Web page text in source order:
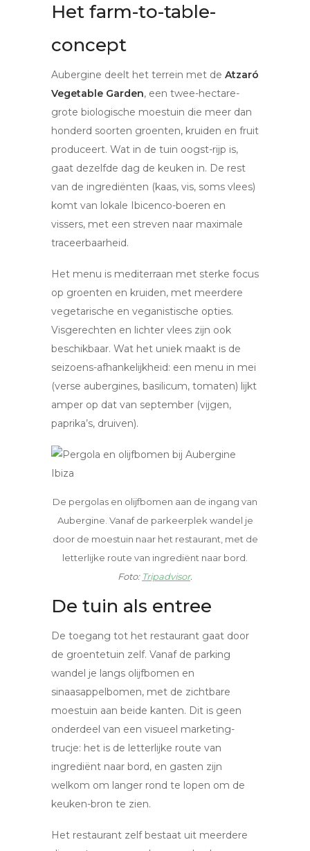
Het farm-to-table-
concept
Aubergine deelt het terrein met de Atzaró
Vegetable Garden, een twee-hectare-
grote biologische moestuin die meer dan
honderd soorten groenten, kruiden en fruit
produceert. Wat in de tuin oogst-rijp is,
gaat dezelfde dag de keuken in. De rest
van de ingrediënten (kaas, vis, soms vlees)
komt van lokale Ibicenco-boeren en
vissers, met een streven naar maximale
traceerbaarheid.
Het menu is mediterraan met sterke focus
op groenten en kruiden, met meerdere
vegetarische en veganistische opties.
Visgerechten en lichter vlees zijn ook
beschikbaar. Wat het uniek maakt is de
seizoens-afhankelijkheid: een menu in mei
(verse aubergines, basilicum, tomaten) lijkt
amper op dat van september (vijgen,
paprika’s, druiven).
De pergolas en olijfbomen aan de ingang van
Aubergine. Vanaf de parkeerplek wandel je
door de moestuin naar het restaurant, met de
letterlijke route van ingrediënt naar bord.
Foto: Tripadvisor.
De tuin als entree
De toegang tot het restaurant gaat door
de groentetuin zelf. Vanaf de parking
wandel je langs olijfbomen en
sinaasappelbomen, met de zichtbare
moestuin aan beide kanten. Dit is geen
onderdeel van een visueel marketing-
trucje: het is de letterlijke route van
ingrediënt naar bord, en gasten zijn
welkom om langer rond te lopen om de
keuken-bron te zien.
Het restaurant zelf bestaat uit meerdere